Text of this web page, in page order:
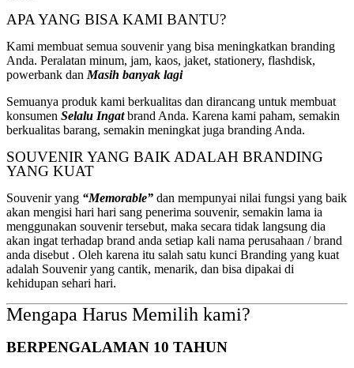
APA YANG BISA KAMI BANTU?
Kami membuat semua souvenir yang bisa meningkatkan branding
Anda. Peralatan minum, jam, kaos, jaket, stationery, flashdisk,
powerbank dan Masih banyak lagi
Semuanya produk kami berkualitas dan dirancang untuk membuat
konsumen Selalu Ingatbrand Anda. Karena kami paham, semakin
berkualitas barang, semakin meningkat juga branding Anda.
SOUVENIR YANG BAIK ADALAH BRANDING
YANG KUAT
Souvenir yang “Memorable” dan mempunyai nilai fungsi yang baik
akan mengisi hari hari sang penerima souvenir, semakin lama ia
menggunakan souvenir tersebut, maka secara tidak langsung dia
akan ingat terhadap brand anda setiap kali nama perusahaan / brand
anda disebut . Oleh karena itu salah satu kunci Branding yang kuat
adalah Souvenir yang cantik, menarik, dan bisa dipakai di
kehidupan sehari hari.
Mengapa Harus Memilih kami?
BERPENGALAMAN 10 TAHUN